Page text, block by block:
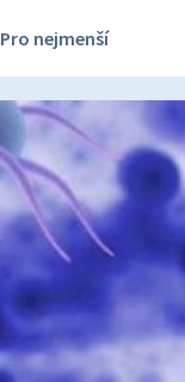
Pro nejmenší